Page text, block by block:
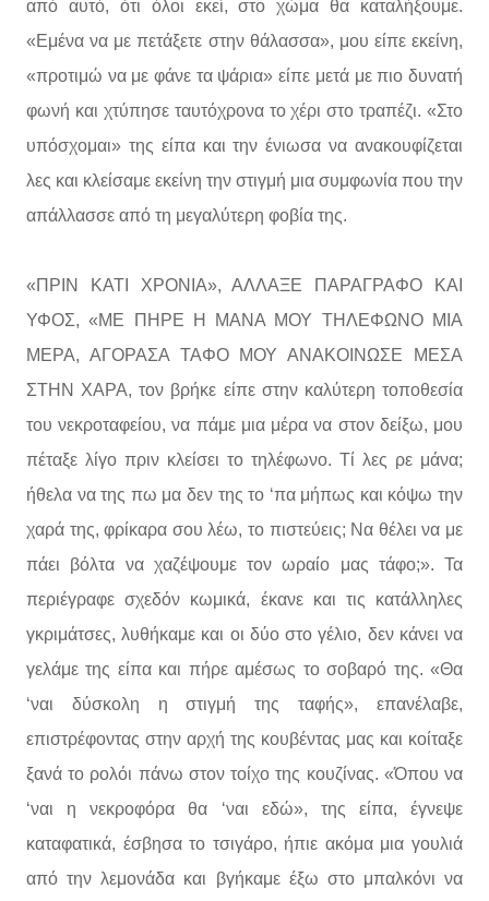
από αυτό, ότι όλοι εκεί, στο χώμα θα καταλήξουμε.
«Εμένα να με πετάξετε στην θάλασσα», μου είπε εκείνη,
«προτιμώ να με φάνε τα ψάρια» είπε μετά με πιο δυνατή
φωνή και χτύπησε ταυτόχρονα το χέρι στο τραπέζι. «Στο
υπόσχομαι» της είπα και την ένιωσα να ανακουφίζεται
λες και κλείσαμε εκείνη την στιγμή μια συμφωνία που την
απάλλασσε από τη μεγαλύτερη φοβία της.
«ΠΡΙΝ ΚΑΤΙ ΧΡΟΝΙΑ», ΑΛΛΑΞΕ ΠΑΡΑΓΡΑΦΟ ΚΑΙ
ΥΦΟΣ, «ΜΕ ΠΗΡΕ Η ΜΑΝΑ ΜΟΥ ΤΗΛΕΦΩΝΟ ΜΙΑ
ΜΕΡΑ, ΑΓΟΡΑΣΑ ΤΑΦΟ ΜΟΥ ΑΝΑΚΟΙΝΩΣΕ ΜΕΣΑ
ΣΤΗΝ ΧΑΡΑ, τον βρήκε είπε στην καλύτερη τοποθεσία
του νεκροταφείου, να πάμε μια μέρα να στον δείξω, μου
πέταξε λίγο πριν κλείσει το τηλέφωνο. Τί λες ρε μάνα;
ήθελα να της πω μα δεν της το ‘πα μήπως και κόψω την
χαρά της, φρίκαρα σου λέω, το πιστεύεις; Να θέλει να με
πάει βόλτα να χαζέψουμε τον ωραίο μας τάφο;». Τα
περιέγραφε σχεδόν κωμικά, έκανε και τις κατάλληλες
γκριμάτσες, λυθήκαμε και οι δύο στο γέλιο, δεν κάνει να
γελάμε της είπα και πήρε αμέσως το σοβαρό της. «Θα
‘ναι δύσκολη η στιγμή της ταφής», επανέλαβε,
επιστρέφοντας στην αρχή της κουβέντας μας και κοίταξε
ξανά το ρολόι πάνω στον τοίχο της κουζίνας. «Όπου να
‘ναι η νεκροφόρα θα ‘ναι εδώ», της είπα, έγνεψε
καταφατικά, έσβησα το τσιγάρο, ήπιε ακόμα μια γουλιά
από την λεμονάδα και βγήκαμε έξω στο μπαλκόνι να